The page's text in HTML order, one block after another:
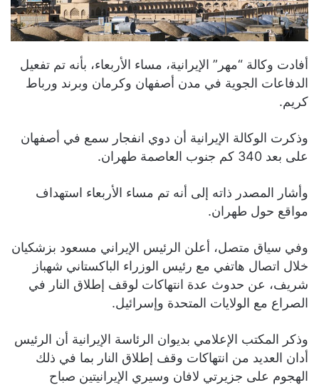
أفادت وكالة “مهر” الإيرانية، مساء الأربعاء، بأنه تم تفعيل
الدفاعات الجوية في مدن أصفهان وكرمان وبرند ورباط
كريم.
وذكرت الوكالة الإيرانية أن دوي انفجار سمع في أصفهان
على بعد 340 كم جنوب العاصمة طهران.
وأشار المصدر ذاته إلى أنه تم مساء الأربعاء استهداف
مواقع حول طهران.
وفي سياق متصل، أعلن الرئيس الإيراني مسعود بزشكيان
خلال اتصال هاتفي مع رئيس الوزراء الباكستاني شهباز
شريف، عن حدوث عدة انتهاكات لوقف إطلاق النار في
الصراع مع الولايات المتحدة وإسرائيل.
وذكر المكتب الإعلامي بديوان الرئاسة الإيرانية أن الرئيس
أدان العديد من انتهاكات وقف إطلاق النار بما في ذلك
الهجوم على جزيرتي لافان وسيري الإيرانيتين صباح